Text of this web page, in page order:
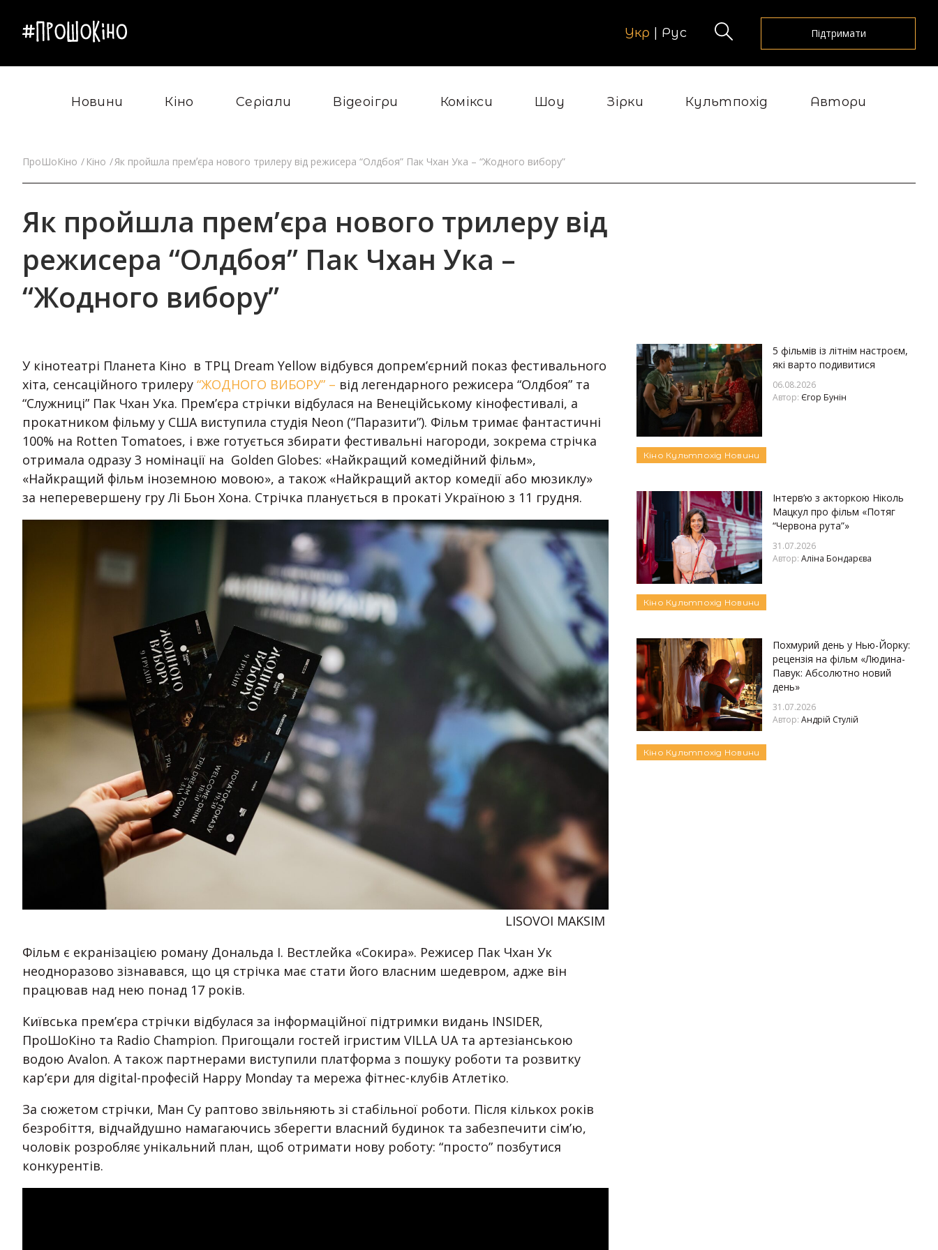
Укр Рус Підтримати
Новини Кіно Серіали Відеоігри Комікси Шоу Зірки Культпохід Автори
ПроШоКіно Кіно Як пройшла премʼєра нового трилеру від режисера “Олдбоя” Пак Чхан Ука – “Жодного вибору”
Як пройшла премʼєра нового трилеру від
режисера “Олдбоя” Пак Чхан Ука –
“Жодного вибору”
У кінотеатрі Планета Кіно в ТРЦ Dream Yellow відбувся допрем’єрний показ фестивального
хіта, сенсаційного трилеру “ЖОДНОГО ВИБОРУ” – від легендарного режисера “Олдбоя” та
“Служниці” Пак Чхан Ука. Прем’єра стрічки відбулася на Венеційському кінофестивалі, а
прокатником фільму у США виступила студія Neon (“Паразити”). Фільм тримає фантастичні
100% на Rotten Tomatoes, і вже готується збирати фестивальні нагороди, зокрема стрічка
отримала одразу 3 номінації на Golden Globes: «Найкращий комедійний фільм»,
«Найкращий фільм іноземною мовою», а також «Найкращий актор комедії або мюзиклу»
за неперевершену гру Лі Бьон Хона. Стрічка планується в прокаті Україною з 11 грудня.
LISOVOI MAKSIM
Фільм є екранізацією роману Дональда І. Вестлейка «Сокира». Режисер Пак Чхан Ук
неодноразово зізнавався, що ця стрічка має стати його власним шедевром, адже він
працював над нею понад 17 років.
Київська прем’єра стрічки відбулася за інформаційної підтримки видань INSIDER,
ПроШоКіно та Radio Champion. Пригощали гостей ігристим VILLA UA та артезіанською
водою Avalon. А також партнерами виступили платформа з пошуку роботи та розвитку
кар’єри для digital-професій Happy Monday та мережа фітнес-клубів Aтлетіко.
За сюжетом стрічки, Ман Су раптово звільняють зі стабільної роботи. Після кількох років
безробіття, відчайдушно намагаючись зберегти власний будинок та забезпечити сім’ю,
чоловік розробляє унікальний план, щоб отримати нову роботу: “просто” позбутися
конкурентів.
5 фільмів із літнім настроєм,
які варто подивитися
06.08.2026
Автор: Єгор Бунін
Кіно Культпохід Новини
Інтерв’ю з акторкою Ніколь
Мацкул про фільм «Потяг
“Червона рута”»
31.07.2026
Автор: Аліна Бондарєва
Кіно Культпохід Новини
Похмурий день у Нью-Йорку:
рецензія на фільм «Людина-
Павук: Абсолютно новий
день»
31.07.2026
Автор: Андрій Стулій
Кіно Культпохід Новини